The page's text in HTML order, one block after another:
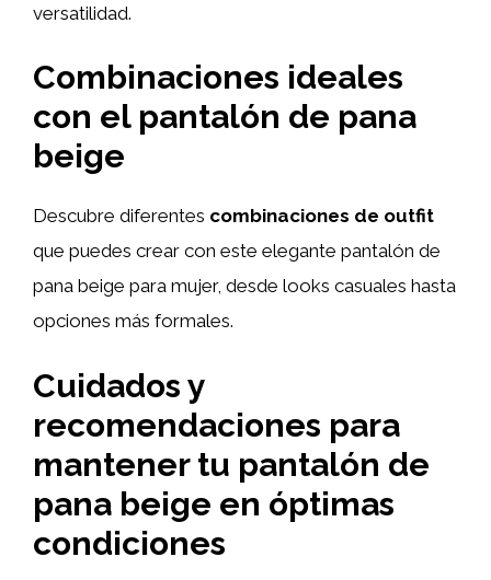
versatilidad.
Combinaciones ideales
con el pantalón de pana
beige
Descubre diferentes combinaciones de outfit
que puedes crear con este elegante pantalón de
pana beige para mujer, desde looks casuales hasta
opciones más formales.
Cuidados y
recomendaciones para
mantener tu pantalón de
pana beige en óptimas
condiciones